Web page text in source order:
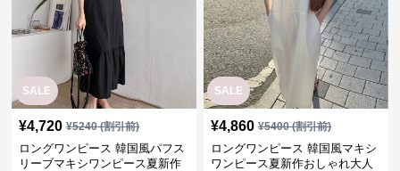
SALE
¥4,720 ¥5240(割引前)
ロングワンピース 韓国風パフス
リーブマキシワンピース夏新作
SALE
¥4,860 ¥5400(割引前)
ロングワンピース 韓国風マキシ
ワンピース夏新作おしゃれ大人